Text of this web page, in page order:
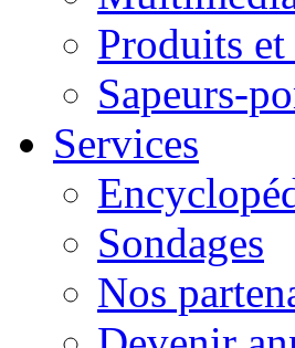
Produits et
Sapeurs-
Services
Sondages
Nos